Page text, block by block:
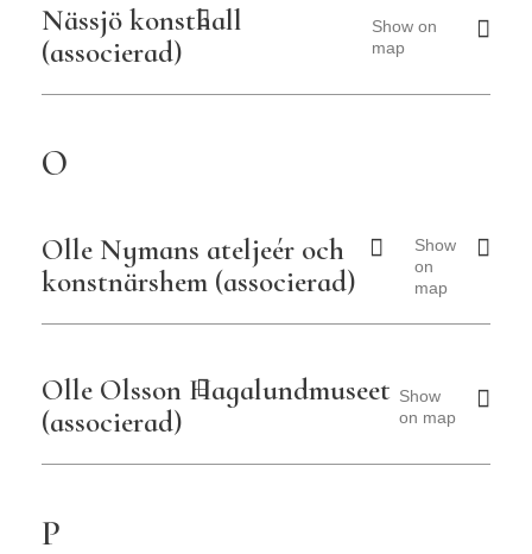
Nässjö konsthall
(associerad)
Show on
map
O
Olle Nymans ateljeér och
konstnärshem (associerad)
Show
on
map
Olle Olsson Hagalundmuseet
(associerad)
Show
on map
P